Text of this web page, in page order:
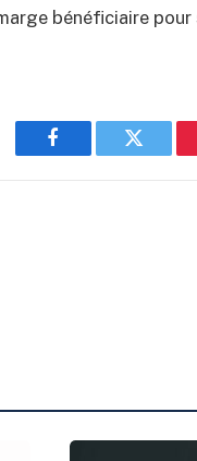
bénéficiaire pour
Facebook Twitter